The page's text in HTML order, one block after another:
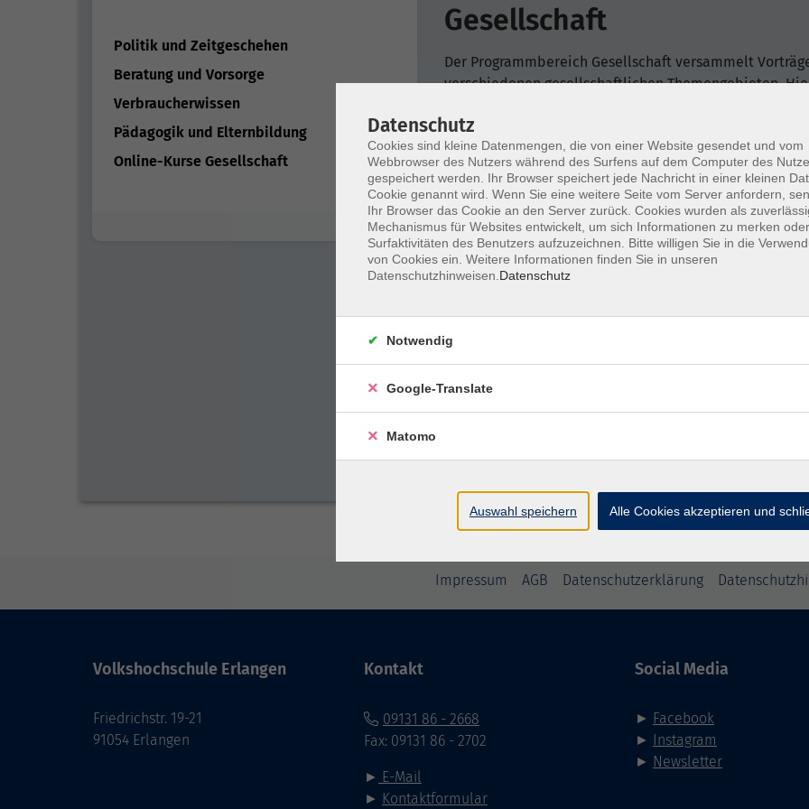
Politik und Zeitgeschehen
Beratung und Vorsorge
Verbraucherwissen
Pädagogik und Elternbildung
Online-Kurse Gesellschaft
Gesellschaft
Der Programmbereich Gesellschaft versammelt
verschiedenen gesellschaftlichen Themengebieten.
Politik, Zeitgeschehen, Philosophie, Nachhaltigkeit
Insbesondere für Ältere, für junge Eltern, für
ehrenamtlich engagieren, haben wir ein
Nutzen Sie für die gezielte Suche unsere Kategorien
Einzelveranstaltungen finden Sie unter vhs-
Schaltfläche auf "nur beginnende".
Wochentage Tageszeit
mehr
Keine passenden Kurse gefunden.
Impressum AGB Datenschutzerklärung
Volkshochschule Erlangen
Friedrichstr. 19-21
91054 Erlangen
Kontakt
09131 86 - 2668
Fax: 09131 86 - 2702
► E-Mail
► Kontaktformular
Social Media
► Facebook
► Instagram
► Newsletter
Datenschutz
Cookies sind kleine Datenmengen, die von einer Website gesendet und vom
Webbrowser des Nutzers während des Surfens auf dem Computer des
gespeichert werden. Ihr Browser speichert jede Nachricht in einer kleinen
Cookie genannt wird. Wenn Sie eine weitere Seite vom Server anfordern,
Ihr Browser das Cookie an den Server zurück. Cookies wurden als
Mechanismus für Websites entwickelt, um sich Informationen zu merken
Surfaktivitäten des Benutzers aufzuzeichnen. Bitte willigen Sie in die
von Cookies ein. Weitere Informationen finden Sie in unseren
Datenschutzhinweisen. Datenschutz
Notwendig
Google-Translate
Matomo
Auswahl speichern Alle Cookies akzeptieren und